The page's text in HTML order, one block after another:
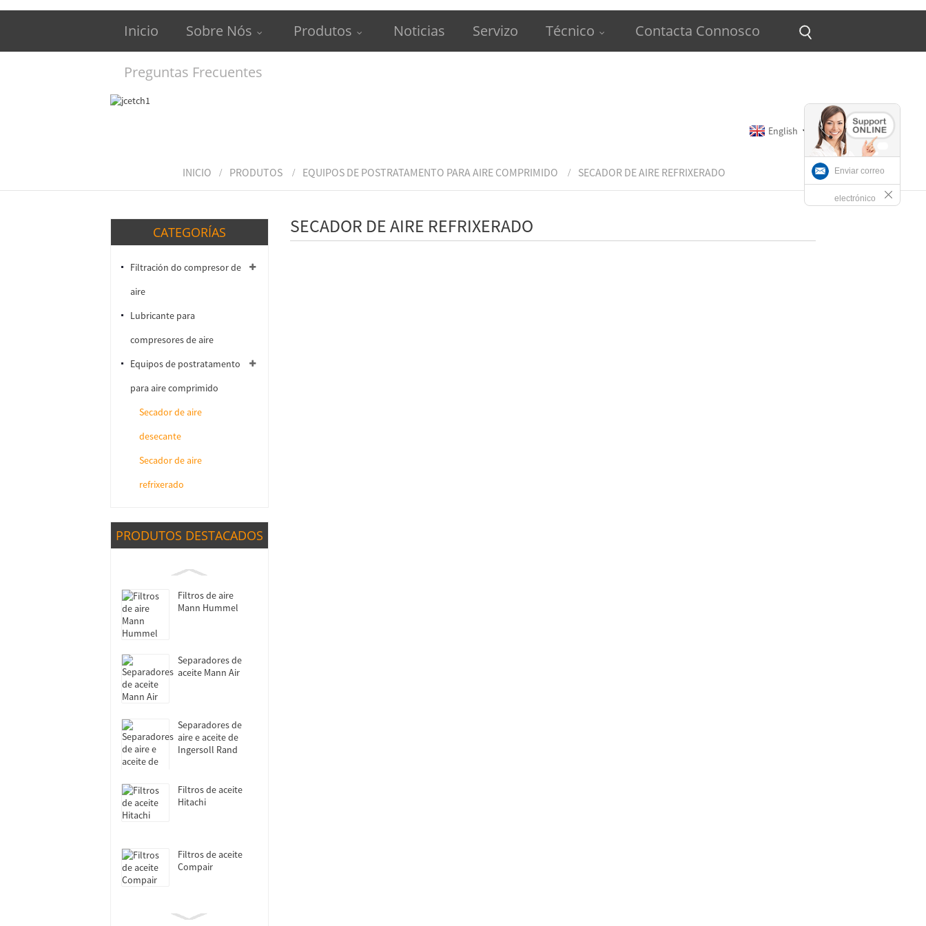
Inicio Sobre Nós Produtos Noticias Servizo Técnico Contacta Connosco
Preguntas Frecuentes
English
INICIO PRODUTOS EQUIPOS DE POSTRATAMENTO PARA AIRE COMPRIMIDO SECADOR DE AIRE REFRIXERADO
CATEGORÍAS
Filtración do compresor de
aire
Lubricante para
compresores de aire
Equipos de postratamento
para aire comprimido
Secador de aire
desecante
Secador de aire
refrixerado
PRODUTOS DESTACADOS
Filtros de aire
Mann Hummel
Separadores de
aceite Mann Air
Separadores de
aire e aceite de
Ingersoll Rand
Filtros de aceite
Hitachi
Filtros de aceite
Compair
Filtros de aceite
SECADOR DE AIRE REFRIXERADO
Enviar correo
electrónico